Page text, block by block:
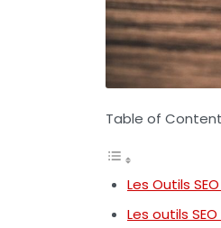
Table of
Les Outils
Les outils